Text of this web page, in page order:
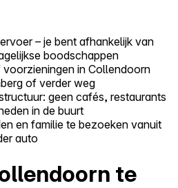
– je bent afhankelijk van
boodschappen
in Collendoorn
of verder weg
geen cafés, restaurants
in de buurt
en familie te bezoeken vanuit
auto
te